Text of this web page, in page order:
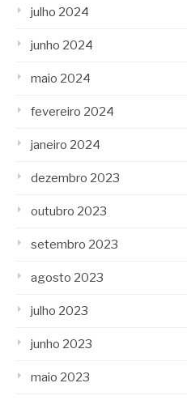
julho 2024
junho 2024
maio 2024
fevereiro 2024
janeiro 2024
dezembro 2023
outubro 2023
setembro 2023
agosto 2023
julho 2023
junho 2023
maio 2023